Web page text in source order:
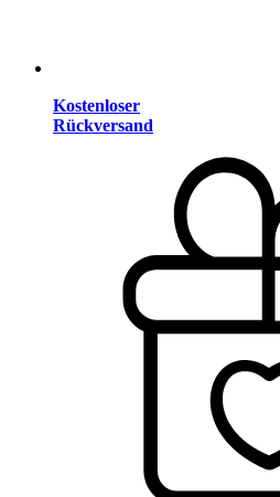
Kostenloser
Rückversand